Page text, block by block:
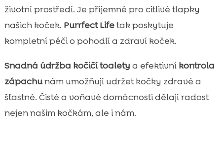
životní prostředí. Je příjemné pro citlivé tlapky
našich koček. Purrfect Lifetak poskytuje
kompletní péči o pohodlí a zdraví koček.
Snadná údržba kočičí toalety a efektivní kontrola
zápachunám umožňují udržet kočky zdravé a
šťastné. Čisté a voňavé domácnosti dělají radost
nejen našim kočkám, ale i nám.